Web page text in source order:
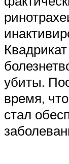
убиты.
время,
стал